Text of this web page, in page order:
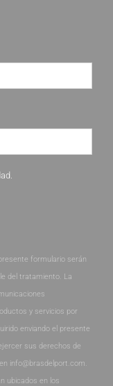
.
formulario serán
del tratamiento. La
y servicios por
enviando el presente
sus derechos de
info@brasdelport.com.
ubicados en los